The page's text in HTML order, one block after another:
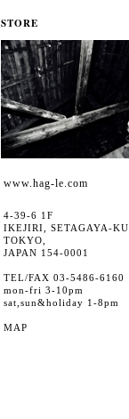
STORE
www.hag-le.com
4-39-6 1F
IKEJIRI, SETAGAYA-KU,
TOKYO,
JAPAN 154-0001
TEL/FAX 03-5486-6160
mon-fri 3-10pm
sat,sun&holiday 1-8pm
MAP